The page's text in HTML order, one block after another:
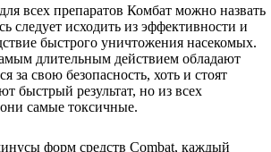
всех препаратов Комбат можно назвать
следует исходить из эффективности и
быстрого уничтожения насекомых.
длительным действием обладают
за свою безопасность, хоть и стоят
быстрый результат, но из всех
самые токсичные.
форм средств Combat, каждый